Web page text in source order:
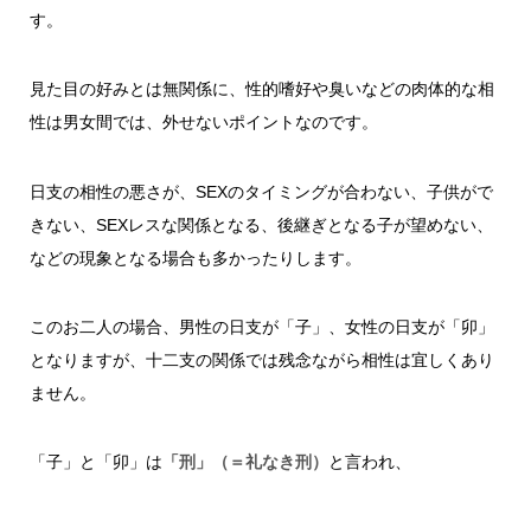
す。
見た目の好みとは無関係に、性的嗜好や臭いなどの肉体的な相
性は男女間では、外せないポイントなのです。
日支の相性の悪さが、SEXのタイミングが合わない、子供がで
きない、SEXレスな関係となる、後継ぎとなる子が望めない、
などの現象となる場合も多かったりします。
このお二人の場合、男性の日支が「子」、女性の日支が「卯」
となりますが、十二支の関係では残念ながら相性は宜しくあり
ません。
「子」と「卯」は 「刑」（＝礼なき刑） と言われ、